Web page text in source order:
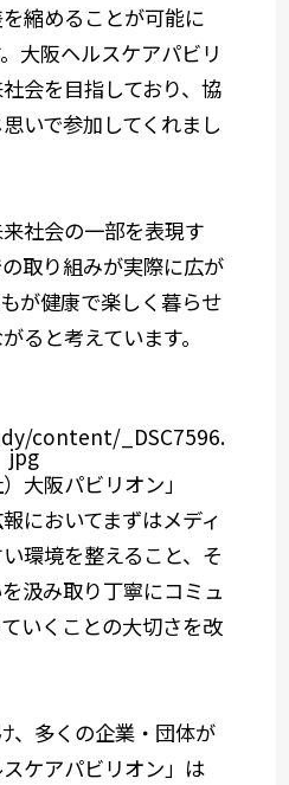
縮めることが可能に
大阪ヘルスケアパビリ
会を目指しており、協
いで参加してくれまし
社会の一部を表現す
取り組みが実際に広が
が健康で楽しく暮らせ
ると考えています。
大阪パビリオン」
においてまずはメディ
環境を整えること、そ
汲み取り丁寧にコミュ
いくことの大切さを改
、多くの企業・団体が
ケアパビリオン」は